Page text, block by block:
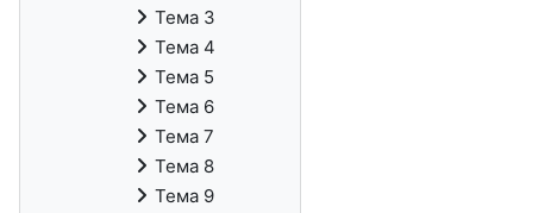
Тема 3
Тема 4
Тема 5
Тема 6
Тема 7
Тема 8
Тема 9